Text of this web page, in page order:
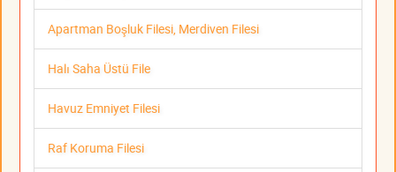
Apartman Boşluk Filesi, Merdiven Filesi
Halı Saha Üstü File
Havuz Emniyet Filesi
Raf Koruma Filesi